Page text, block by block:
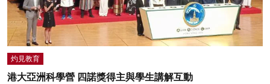
灼見教育
港大亞洲科學營 四諾獎得主與學生講解互動